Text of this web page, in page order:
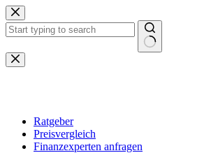
Zum
Inhalt
springen
Keine
Ergebnisse
Ratgeber
Preisvergleich
Finanzexperten anfragen